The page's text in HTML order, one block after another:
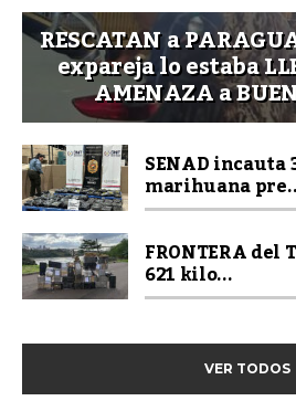
RESCATAN a
expareja lo estaba
AMENAZA a
SENAD incauta
marihuana
FRONTERA del
621 kilo...
VER TODOS